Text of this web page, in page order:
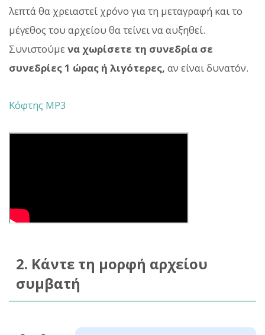
λεπτά θα χρειαστεί χρόνο για τη μεταγραφή και το
μέγεθος του αρχείου θα τείνει να αυξηθεί.
Συνιστούμενα χωρίσετε τη συνεδρία σε
συνεδρίες 1 ώρας ή λιγότερες, αν είναι δυνατόν.
Κόφτης MP3
2. Κάντε τη μορφή αρχείου
συμβατή